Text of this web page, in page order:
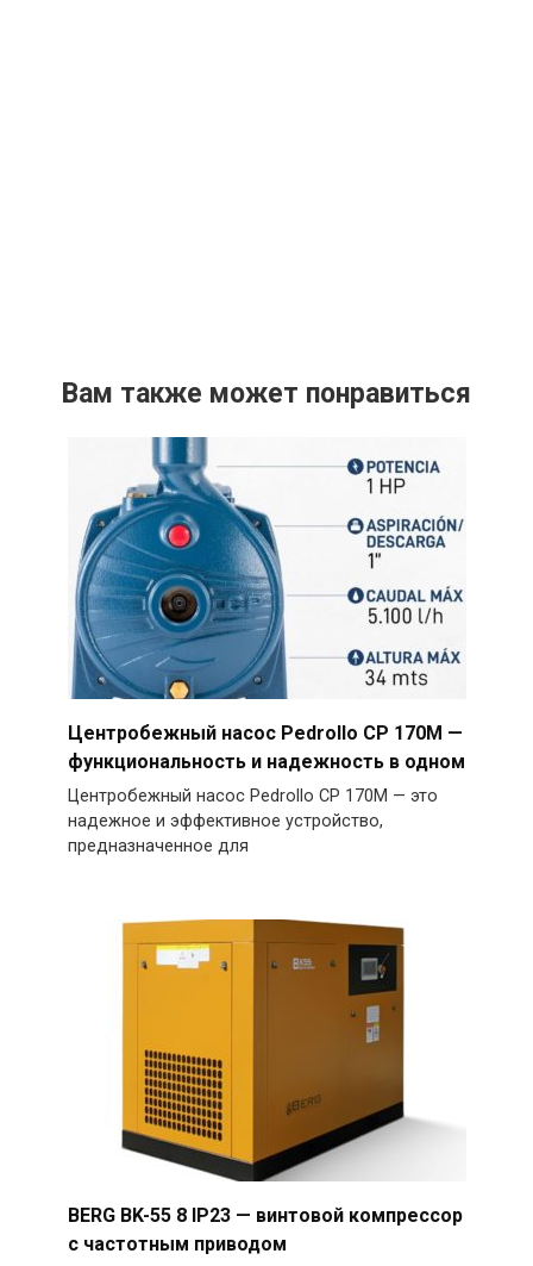
Вам также может понравиться
Центробежный насос Pedrollo CP 170M —
функциональность и надежность в одном
Центробежный насос Pedrollo CP 170M — это
надежное и эффективное устройство,
предназначенное для
BERG BK-55 8 IP23 — винтовой компрессор
с частотным приводом